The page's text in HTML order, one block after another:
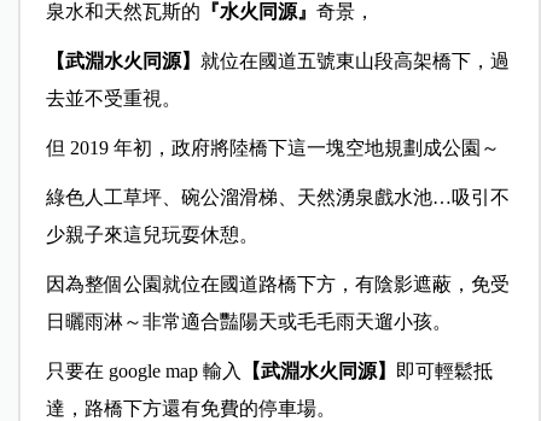
泉水和天然瓦斯的 『水火同源』 奇景，
【武淵水火同源】 就位在國道五號東山段高架橋下，過
去並不受重視。
但 2019 年初，政府將陸橋下這一塊空地規劃成公園～
綠色人工草坪、碗公溜滑梯、天然湧泉戲水池…吸引不
少親子來這兒玩耍休憩。
因為整個公園就位在國道路橋下方，有陰影遮蔽，免受
日曬雨淋～非常適合豔陽天或毛毛雨天遛小孩。
只要在 google map 輸入 【武淵水火同源】
即可輕鬆抵
達，路橋下方還有免費的停車場。